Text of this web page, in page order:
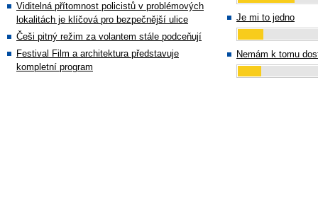
Viditelná přítomnost policistů v problémových
lokalitách je klíčová pro bezpečnější ulice
Češi pitný režim za volantem stále podceňují
Festival Film a architektura představuje
kompletní program
Je mi to jedno
Nemám k tomu